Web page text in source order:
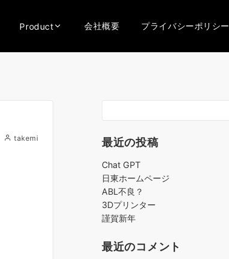
Product 会社概要 プライバシーポリシー
takemi 最近の投稿
Chat GPT
日東ホームページ
ABL不良？
3Dプリンター
謹賀新年
最近のコメント